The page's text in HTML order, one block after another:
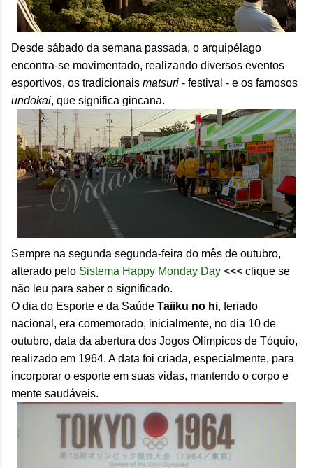
Desde sábado da semana passada, o arquipélago
encontra-se movimentado, realizando diversos eventos
esportivos, os tradicionais matsuri - festival - e os famosos
undokai, que significa gincana.
Sempre na segunda segunda-feira do mês de outubro,
alterado pelo Sistema Happy Monday Day <<< clique se
não leu para saber o significado.
O dia do Esporte e da Saúde Taiiku no hi, feriado
nacional, era comemorado, inicialmente, no dia 10 de
outubro, data da abertura dos Jogos Olímpicos de Tóquio,
realizado em 1964. A data foi criada, especialmente, para
incorporar o esporte em suas vidas, mantendo o corpo e
mente saudáveis.